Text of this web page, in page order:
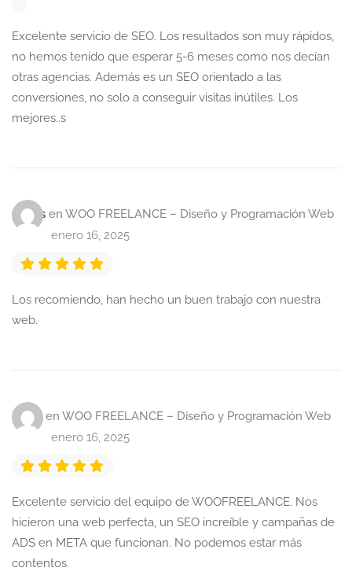
Excelente servicio de SEO. Los resultados son muy rápidos,
no hemos tenido que esperar 5-6 meses como nos decían
otras agencias. Además es un SEO orientado a las
conversiones, no solo a conseguir visitas inútiles. Los
mejores..s
Carlos en WOO FREELANCE – Diseño y Programación Web
enero 16, 2025
Los recomiendo, han hecho un buen trabajo con nuestra
web.
Martaen WOO FREELANCE – Diseño y Programación Web
enero 16, 2025
Excelente servicio del equipo de WOOFREELANCE. Nos
hicieron una web perfecta, un SEO increíble y campañas de
ADS en META que funcionan. No podemos estar más
contentos.